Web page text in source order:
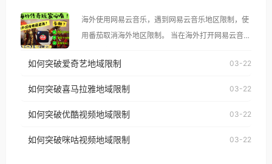
像其他音乐平台一样，出现地区及版权限制问题，且
仅能在中国大陆地区播放。 遇到这个问题的朋友们，
使用番茄回国加速器，即可解决「海外用户收听腾讯
台湾、美国、加拿大、澳大利亚、欧洲等国家和地区
权限制所困扰。
海外使用网易云音乐，遇到网易云音乐地区限制，使
用番茄取消海外地区限制。 当在海外打开网易云音
播放”的提示语。 海外用户如香港、澳门、台湾、美
国、加拿大、澳大利亚、欧洲等国家和地区时，网易
制问题，且仅能在中国大陆地区播放。 遇到这个问题
户收听网易云音乐地区版权限制」的问题，无论人在
如何突破爱奇艺地域限制 03-22
如何突破喜马拉雅地域限制 03-22
如何突破优酷视频地域限制 03-22
如何突破咪咕视频地域限制 03-22